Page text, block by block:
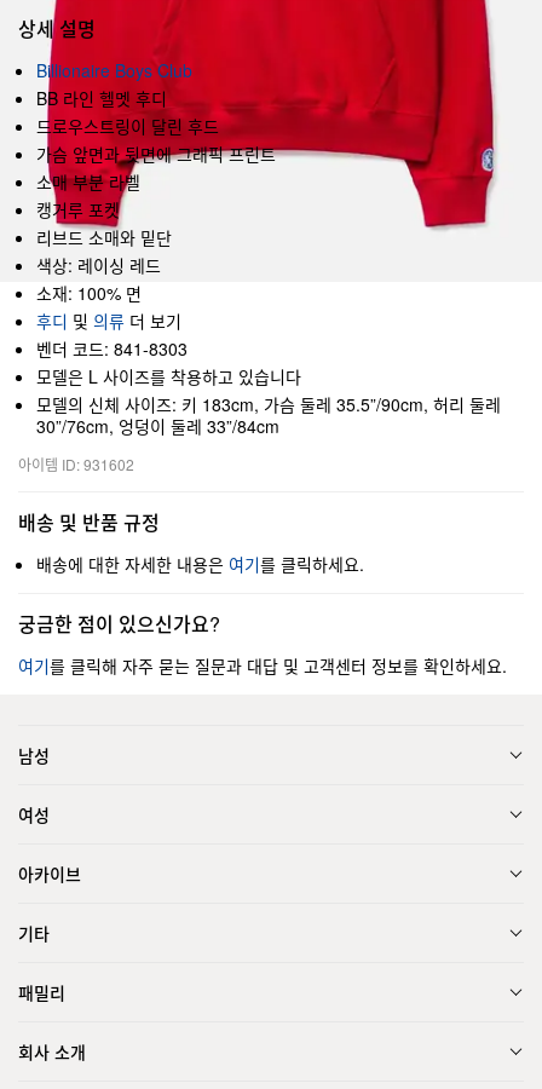
상세 설명
Billionaire Boys Club
BB 라인 헬멧 후디
드로우스트링이 달린 후드
가슴 앞면과 뒷면에 그래픽 프린트
소매 부분 라벨
캥거루 포켓
리브드 소매와 밑단
색상: 레이싱 레드
소재: 100% 면
후디 및 의류 더 보기
벤더 코드: 841-8303
모델은 L 사이즈를 착용하고 있습니다
모델의 신체 사이즈: 키 183cm, 가슴 둘레 35.5”/90cm, 허리 둘레
30”/76cm, 엉덩이 둘레 33”/84cm
아이템 ID: 931602
배송 및 반품 규정
배송에 대한 자세한 내용은 여기를 클릭하세요.
궁금한 점이 있으신가요?
여기를 클릭해 자주 묻는 질문과 대답 및 고객센터 정보를 확인하세요.
남성
여성
아카이브
기타
패밀리
회사 소개